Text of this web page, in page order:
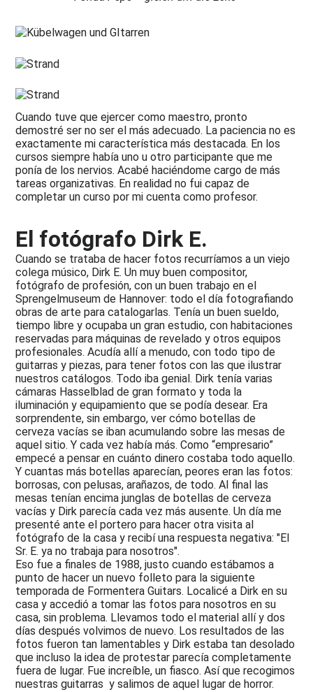
Cuando tuve que ejercer como maestro, pronto
demostré ser no ser el más adecuado. La paciencia no es
exactamente mi característica más destacada. En los
cursos siempre había uno u otro participante que me
ponía de los nervios. Acabé haciéndome cargo de más
tareas organizativas. En realidad no fui capaz de
completar un curso por mi cuenta como profesor.
El fotógrafo Dirk E.
Cuando se trataba de hacer fotos recurríamos a un viejo
colega músico, Dirk E. Un muy buen compositor,
fotógrafo de profesión, con un buen trabajo en el
Sprengelmuseum de Hannover: todo el día fotografiando
obras de arte para catalogarlas. Tenía un buen sueldo,
tiempo libre y ocupaba un gran estudio, con habitaciones
reservadas para máquinas de revelado y otros equipos
profesionales. Acudía allí a menudo, con todo tipo de
guitarras y piezas, para tener fotos con las que ilustrar
nuestros catálogos. Todo iba genial. Dirk tenía varias
cámaras Hasselblad de gran formato y toda la
iluminación y equipamiento que se podía desear. Era
sorprendente, sin embargo, ver cómo botellas de
cerveza vacías se iban acumulando sobre las mesas de
aquel sitio. Y cada vez había más. Como “empresario”
empecé a pensar en cuánto dinero costaba todo aquello.
Y cuantas más botellas aparecían, peores eran las fotos:
borrosas, con pelusas, arañazos, de todo. Al final las
mesas tenían encima junglas de botellas de cerveza
vacías y Dirk parecía cada vez más ausente. Un día me
presenté ante el portero para hacer otra visita al
fotógrafo de la casa y recibí una respuesta negativa: "El
Sr. E. ya no trabaja para nosotros".
Eso fue a finales de 1988, justo cuando estábamos a
punto de hacer un nuevo folleto para la siguiente
temporada de Formentera Guitars. Localicé a Dirk en su
casa y accedió a tomar las fotos para nosotros en su
casa, sin problema. Llevamos todo el material allí y dos
días después volvimos de nuevo. Los resultados de las
fotos fueron tan lamentables y Dirk estaba tan desolado
que incluso la idea de protestar parecía completamente
fuera de lugar. Fue increíble, un fiasco. Así que recogimos
nuestras guitarras y salimos de aquel lugar de horror.